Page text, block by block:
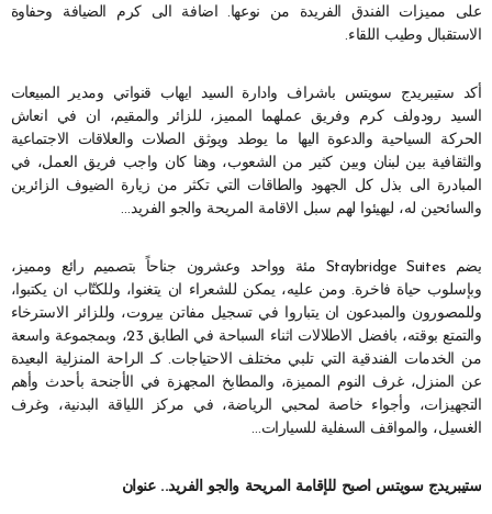
على مميزات الفندق الفريدة من نوعها. اضافة الى كرم الضيافة وحفاوة
الاستقبال وطيب اللقاء.
أكد ستيبريدج سويتس باشراف وادارة السيد ايهاب قنواتي ومدير المبيعات
السيد رودولف كرم وفريق عملهما المميز، للزائر والمقيم، ان في انعاش
الحركة السياحية والدعوة اليها ما يوطد ويوثق الصلات والعلاقات الاجتماعية
والثقافية بين لبنان وبين كثير من الشعوب، وهنا كان واجب فريق العمل، في
المبادرة الى بذل كل الجهود والطاقات التي تكثر من زيارة الضيوف الزائرين
والسائحين له، ليهيئوا لهم سبل الاقامة المريحة والجو الفريد…
يضم Staybridge Suites مئة وواحد وعشرون جناحاً بتصميم رائع ومميز،
وبإسلوب حياة فاخرة. ومن عليه، يمكن للشعراء ان يتغنوا، وللكتّاب ان يكتبوا،
وللمصورون والمبدعون ان يتباروا في تسجيل مفاتن بيروت، وللزائر الاسترخاء
والتمتع بوقته، بافضل الاطلالات اثناء السباحة في الطابق 23، وبمجموعة واسعة
من الخدمات الفندقية التي تلبي مختلف الاحتياجات. كـ الراحة المنزلية البعيدة
عن المنزل، غرف النوم المميزة، والمطابخ المجهزة في الأجنحة بأحدث وأهم
التجهيزات، وأجواء خاصة لمحبي الرياضة، في مركز اللياقة البدنية، وغرف
الغسيل، والمواقف السفلية للسيارات…
ستيبريدج سويتس اصبح للإقامة المريحة والجو الفريد.. عنوان